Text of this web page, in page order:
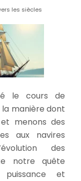
les siècles
le cours de
manière dont
menons des
aux navires
des
notre quête
et